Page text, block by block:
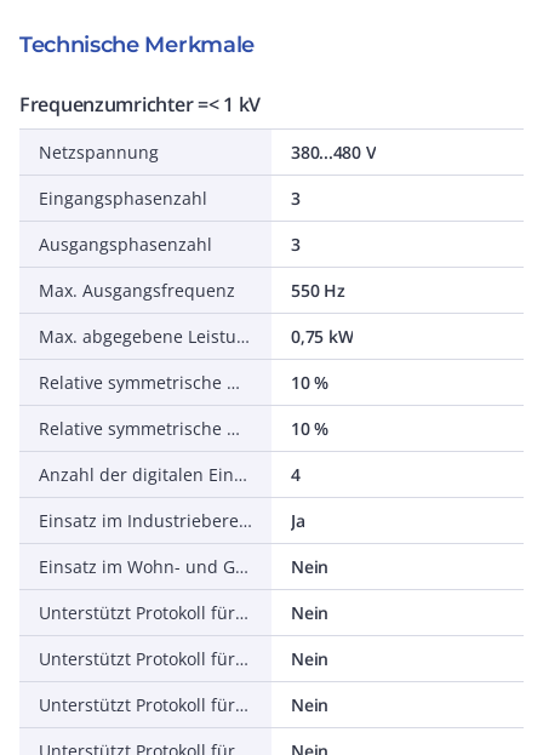
Technische Merkmale
Frequenzumrichter =< 1 kV
Netzspannung
380...480 V
Eingangsphasenzahl
3
Ausgangsphasenzahl
3
Max. Ausgangsfrequenz
550 Hz
Max. abgegebene Leistung bei linearer Belastung bei Bemessungsausgangsspannung
0,75 kW
Relative symmetrische Netzfrequenztoleranz
10 %
Relative symmetrische Netzspannungstoleranz
10 %
Anzahl der digitalen Eingänge
4
Einsatz im Industriebereich zulässig
Ja
Einsatz im Wohn- und Gewerbebereich zulässig
Nein
Unterstützt Protokoll für TCP/IP
Nein
Unterstützt Protokoll für PROFIBUS
Nein
Unterstützt Protokoll für CAN
Nein